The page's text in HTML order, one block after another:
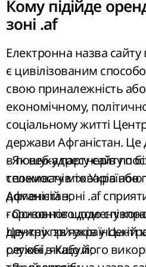
Кому підійде
зоні .af
Електронна назва сайту
є цивілізованим
свою приналежність
економічному,
соціальному житті
держави Афганістан.
в пошуку партнерів по
споживачів товарів або
доменній зоні .af
горизонтів щодо
дружніх зв'язків у
регіоні, якщо його
- Як веб-адресу сайту
телемосту між
Афганістан;
- Основного домену
Центру при українській
службі в Кабулі;